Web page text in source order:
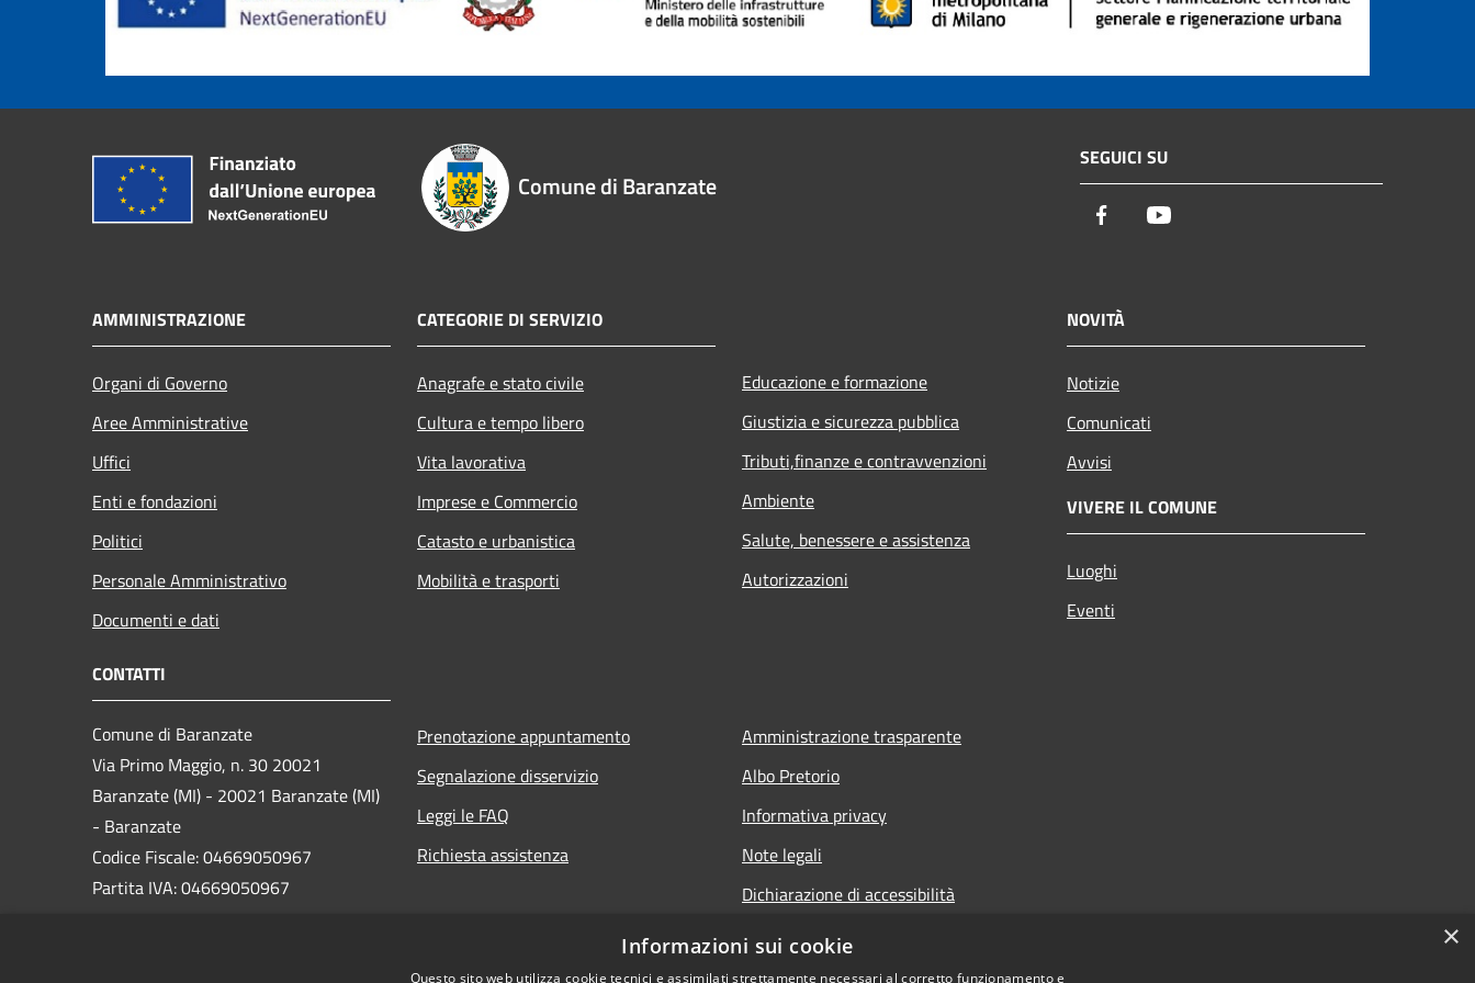
Comune di Baranzate
SEGUICI SU
Facebook
AMMINISTRAZIONE
Organi di Governo
Aree Amministrative
Uffici
Enti e fondazioni
Politici
Personale Amministrativo
Documenti e dati
CATEGORIE DI SERVIZIO
Anagrafe e stato civile
Cultura e tempo libero
Vita lavorativa
Imprese e Commercio
Catasto e urbanistica
Mobilità e trasporti
Educazione e formazione
Giustizia e sicurezza pubblica
Tributi,finanze e contravvenzioni
Ambiente
Salute, benessere e assistenza
Autorizzazioni
NOVITÀ
Notizie
Comunicati
Avvisi
VIVERE IL COMUNE
Luoghi
Eventi
CONTATTI
Comune di Baranzate
Via Primo Maggio, n. 30 20021
Baranzate (MI) - 20021 Baranzate (MI)
- Baranzate
Codice Fiscale: 04669050967
Partita IVA: 04669050967
Prenotazione appuntamento
Segnalazione disservizio
Leggi le FAQ
Richiesta assistenza
Amministrazione trasparente
Albo Pretorio
Informativa privacy
Note legali
Dichiarazione di accessibilità
×
Informazioni sui cookie
Questo sito web utilizza cookie tecnici e assimilati strettamente necessari al corretto funzionamento e